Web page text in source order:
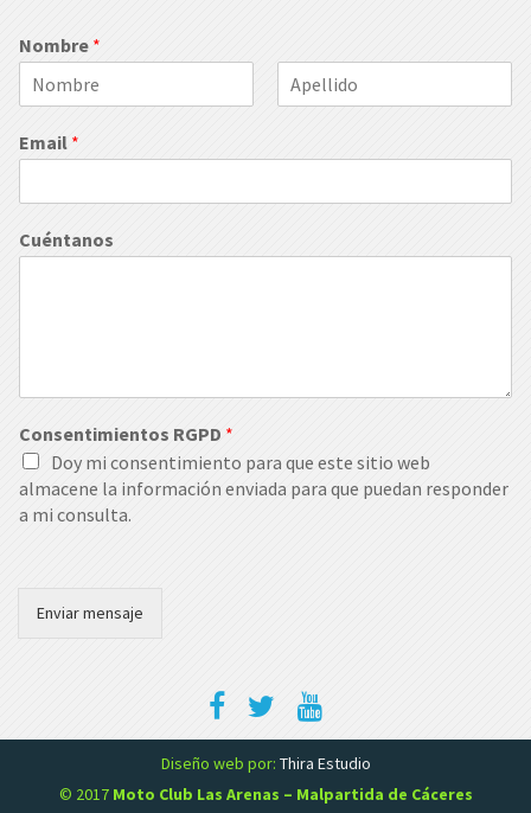
Nombre *
o
m
e
i
Email *
Cuéntanos
Consentimientos RGPD *
Doy mi consentimiento para que este sitio web
almacene la información enviada para que puedan responder
a mi consulta.
Enviar mensaje
Diseño web por: Thira Estudio
© 2017 Moto Club Las Arenas – Malpartida de Cáceres